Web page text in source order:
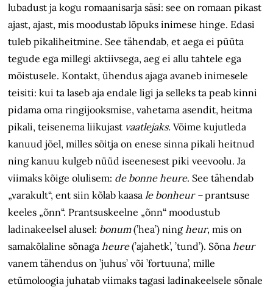
lubadust ja kogu romaanisarja säsi: see on romaan pikast
ajast, ajast, mis moodustab lõpuks inimese hinge. Edasi
tuleb pikaliheitmine. See tähendab, et aega ei püüta
tegude ega millegi aktiivsega, aeg ei allu tahtele ega
mõistusele. Kontakt, ühendus ajaga avaneb inimesele
teisiti: kui ta laseb aja endale ligi ja selleks ta peab kinni
pidama oma ringijooksmise, vahetama asendit, heitma
pikali, teisenema liikujast vaatlejaks. Võime kujutleda
kanuud jõel, milles sõitja on enese sinna pikali heitnud
ning kanuu kulgeb nüüd iseenesest piki veevoolu. Ja
viimaks kõige olulisem: de bonne heure. See tähendab
„varakult“, ent siin kõlab kaasa le bonheur –prantsuse
keeles „õnn“. Prantsuskeelne „õnn“ moodustub
ladinakeelsel alusel: bonum(’hea’) ning heur, mis on
samakõlaline sõnaga heure(’ajahetk’, ’tund’). Sõna heur
vanem tähendus on ’juhus’ või ’fortuuna’, mille
etümoloogia juhatab viimaks tagasi ladinakeelsele sõnale